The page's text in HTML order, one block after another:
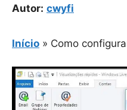
Autor: cwyfi
Início » Como